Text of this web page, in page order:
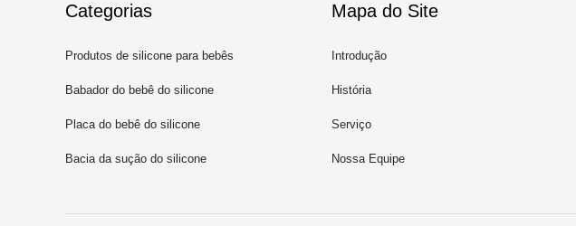
Categorias
Produtos de silicone para bebês
Babador do bebê do silicone
Placa do bebê do silicone
Bacia da sução do silicone
Mapa do Site
Introdução
História
Serviço
Nossa Equipe